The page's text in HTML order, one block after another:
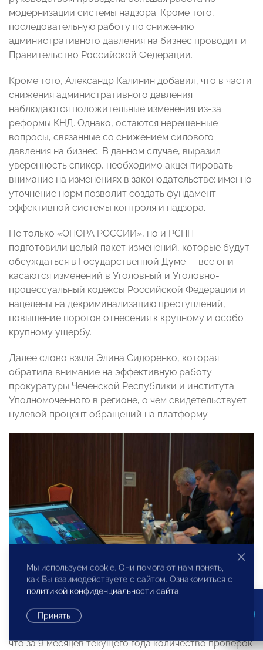
модернизации системы надзора. Кроме того,
последовательную работу по снижению
административного давления на бизнес проводит и
Правительство Российской Федерации.
Кроме того, Александр Калинин добавил, что в части
снижения административного давления
наблюдаются положительные изменения из-за
реформы КНД. Однако, остаются нерешенные
вопросы, связанные со снижением силового
давления на бизнес. В данном случае, выразил
уверенность спикер, необходимо акцентировать
внимание на изменениях в законодательстве: именно
уточнение норм позволит создать фундамент
эффективной системы контроля и надзора.
Не только «ОПОРА РОССИИ», но и РСПП
подготовили целый пакет изменений, которые будут
обсуждаться в Государственной Думе — все они
касаются изменений в Уголовный и Уголовно-
процессуальный кодексы Российской Федерации и
нацелены на декриминализацию преступлений,
повышение порогов отнесения к крупному и особо
крупному ущербу.
Далее слово взяла Элина Сидоренко, которая
обратила внимание на эффективную работу
прокуратуры Чеченской Республики и института
Уполномоченного в регионе, о чем свидетельствует
нулевой процент обращений на платформу.
Заместитель Прокурора Чеченской Республики
что за 9 месяцев текущего года количество проверок
Мы используем cookie. Они помогают нам понять,
как Вы взаимодействуете с сайтом. Ознакомиться с
политикой конфиденциальности сайта.
Принять